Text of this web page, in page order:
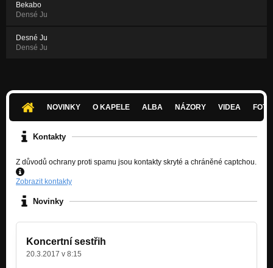
Bekabo
Densé Ju
Desné Ju
Densé Ju
NOVINKY O KAPELE ALBA NÁZORY VIDEA
Kontakty
Z důvodů ochrany proti spamu jsou kontakty skryté a chráněné captchou.
Zobrazit kontakty
Novinky
Koncertní sestřih
20.3.2017 v 8:15